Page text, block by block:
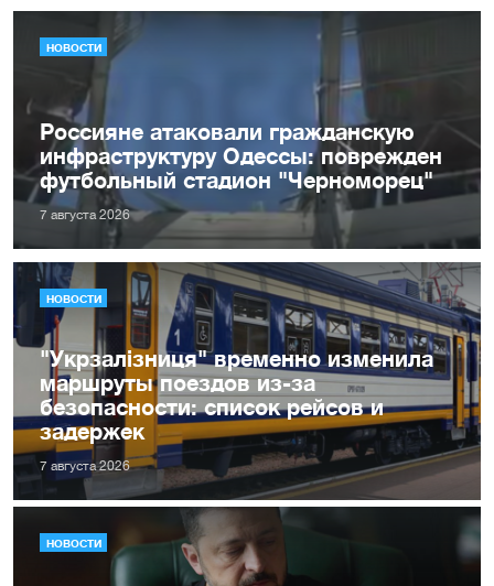
НОВОСТИ
Россияне атаковали гражданскую
инфраструктуру Одессы: поврежден
футбольный стадион "Черноморец"
7 августа 2026
НОВОСТИ
"Укрзалізниця" временно изменила
маршруты поездов из-за
безопасности: список рейсов и
задержек
7 августа 2026
НОВОСТИ